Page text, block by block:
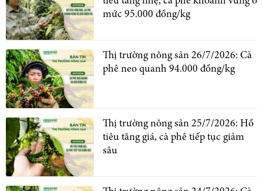
mức 95.000 đồng/kg
Thị trường nông sản 26/7/2026: Cà
phê neo quanh 94.000 đồng/kg
Thị trường nông sản 25/7/2026: Hồ
tiêu tăng giá, cà phê tiếp tục giảm
sâu